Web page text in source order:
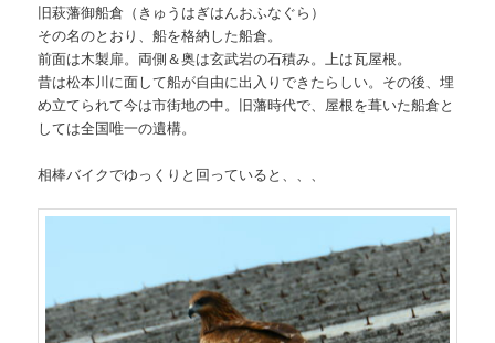
旧萩藩御船倉（きゅうはぎはんおふなぐら）
その名のとおり、船を格納した船倉。
前面は木製扉。両側＆奥は玄武岩の石積み。上は瓦屋根。
昔は松本川に面して船が自由に出入りできたらしい。その後、埋
め立てられて今は市街地の中。旧藩時代で、屋根を葺いた船倉と
しては全国唯一の遺構。
相棒バイクでゆっくりと回っていると、、、